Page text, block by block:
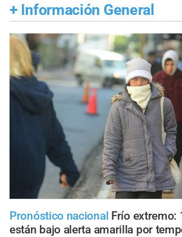
+ Información General
Pronóstico nacional Frío extremo:
están bajo alerta amarilla por